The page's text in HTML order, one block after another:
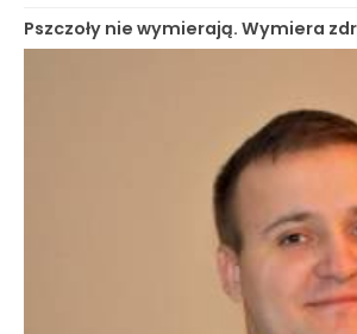
Pszczoły nie wymierają. Wymiera